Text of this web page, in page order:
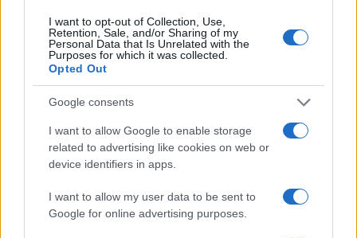
I want to opt-out of Collection, Use,
Retention, Sale, and/or Sharing of my
Personal Data that Is Unrelated with the
Purposes for which it was collected.
Opted Out
Google consents
I want to allow Google to enable storage
related to advertising like cookies on web or
device identifiers in apps.
I want to allow my user data to be sent to
Google for online advertising purposes.
szerettek és magukra ismertek. Molnár zsenialitása abban
van, hogy mindezt felemelte. Darabjai sohasem járnak a
földön, hanem felette lebegnek. Ez vonatkozik a
hiszen Liliom a túlvilágról hazaérkezve egy csillagot hoz a
tenyerén a kislányának. A többi darabja olyan, mintha
légpárnán suhanna egy picivel a színpad deszkái fölött. Ez a
zseniális benne!
Margitai Ági és Korcsmáros György